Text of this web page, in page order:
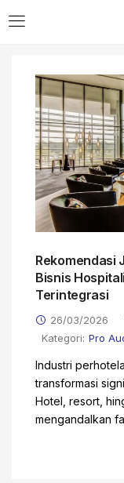
Enter your
Remember me
Rekomendasi
Bisnis
Terintegrasi
26/03/2026
Kategori: Pro
Industri
transformasi
Hotel, resort,
mengandalkan